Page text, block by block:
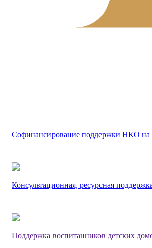
Софинансирование поддержки НКО на
Консультационная, ресурсная
Поддержка воспитанников детских